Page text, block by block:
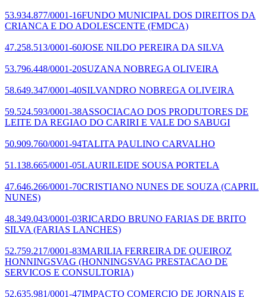
53.934.877/0001-16FUNDO MUNICIPAL DOS DIREITOS DA
CRIANCA E DO ADOLESCENTE (FMDCA)
47.258.513/0001-60JOSE NILDO PEREIRA DA SILVA
53.796.448/0001-20SUZANA NOBREGA OLIVEIRA
58.649.347/0001-40SILVANDRO NOBREGA OLIVEIRA
59.524.593/0001-38ASSOCIACAO DOS PRODUTORES DE
LEITE DA REGIAO DO CARIRI E VALE DO SABUGI
50.909.760/0001-94TALITA PAULINO CARVALHO
51.138.665/0001-05LAURILEIDE SOUSA PORTELA
47.646.266/0001-70CRISTIANO NUNES DE SOUZA (CAPRIL
NUNES)
48.349.043/0001-03RICARDO BRUNO FARIAS DE BRITO
SILVA (FARIAS LANCHES)
52.759.217/0001-83MARILIA FERREIRA DE QUEIROZ
HONNINGSVAG (HONNINGSVAG PRESTACAO DE
SERVICOS E CONSULTORIA)
52.635.981/0001-47IMPACTO COMERCIO DE JORNAIS E